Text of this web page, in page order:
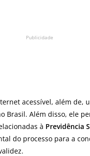
Publicidade
acessível, além de,
Brasil. Além disso, ele
à Previdência
do processo para a